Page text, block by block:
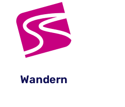
Wandern